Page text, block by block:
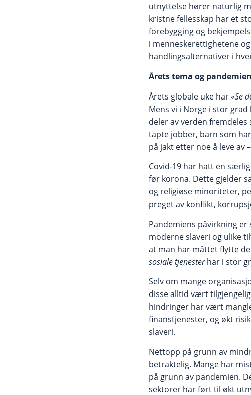
utnyttelse hører naturlig
kristne fellesskap har et
forebygging og
i menneskerettighetene
handlingsalternativer i
Årets tema og
Årets globale uke har «Se
Mens vi i Norge i stor
deler av verden
tapte jobber, barn som
på jakt etter noe å leve
Covid-19 har hatt en
før korona. Dette gjelder
og religiøse minoriteter,
preget av konflikt,
Pandemiens påvirkning
moderne slaveri og ulike
at man har måttet flytte
sosiale tjenesterhar i stor
Selv om mange
disse alltid vært
hindringer har vært
finanstjenester, og økt
slaveri.
Nettopp på grunn av
betraktelig. Mange har
på grunn av pandemien.
sektorer har ført til økt